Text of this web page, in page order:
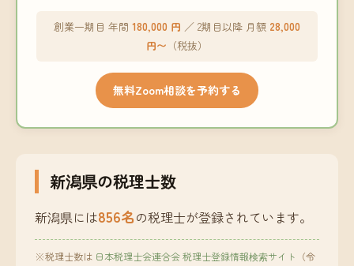
創業一期目 年間 180,000 円 ／ 2期目以降 月額 28,000
円〜 （税抜）
無料Zoom相談を予約する
新潟県の税理士数
新潟県には856名の税理士が登録されています。
※税理士数は 日本税理士会連合会 税理士登録情報検索サイト （令